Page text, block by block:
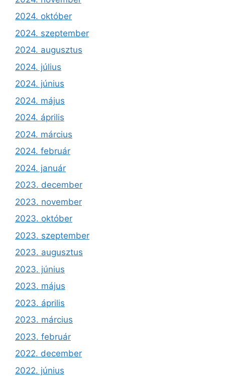
2024. október
2024. szeptember
2024. augusztus
2024. július
2024. június
2024. május
2024. április
2024. március
2024. február
2024. január
2023. december
2023. november
2023. október
2023. szeptember
2023. augusztus
2023. június
2023. május
2023. április
2023. március
2023. február
2022. december
2022. június